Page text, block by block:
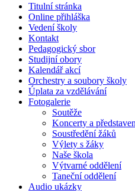
Titulní stránka
Online přihláška
Vedení školy
Kontakt
Pedagogický sbor
Studijní obory
Kalendář akcí
Orchestry a soubory školy
Úplata za vzdělávání
Fotogalerie
Soutěže
Koncerty a
Soustředění žáků
Výlety s žáky
Naše škola
Výtvarné oddělení
Taneční oddělení
Audio ukázky